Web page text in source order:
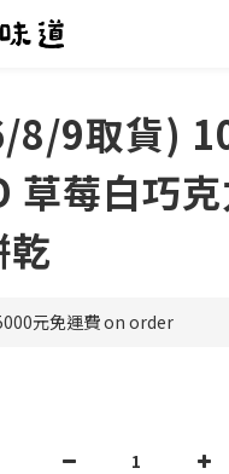
8/9取貨)
草莓白巧
元免運費 on order